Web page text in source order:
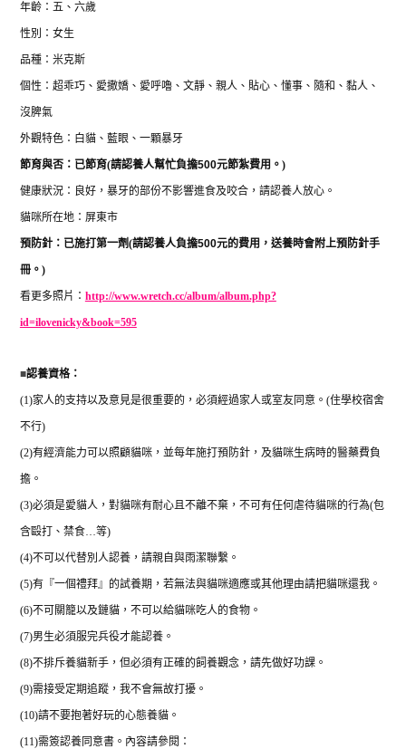
年齡：五、六歲
性別：女生
品種：米克斯
個性：超乖巧、愛撒嬌、愛呼嚕、文靜、親人、貼心、懂事、隨和、黏人、
沒脾氣
外觀特色：白貓、藍眼、一顆暴牙
節育與否：已節育(請認養人幫忙負擔500元節紮費用。 )
健康狀況：良好，暴牙的部份不影響進食及咬合，請認養人放心。
貓咪所在地：屏東市
預防針：已施打第一劑(請認養人負擔500元的費用，送養時會附上預防針手
冊。 )
看更多照片： http://www.wretch.cc/album/album.php?
id=ilovenicky&book=595
■認養資格：
(1)家人的支持以及意見是很重要的，必須經過家人或室友同意。 (住學校宿舍
不行)
(2)有經濟能力可以照顧貓咪，並每年施打預防針，及貓咪生病時的醫藥費負
擔。
(3)必須是愛貓人，對貓咪有耐心且不離不棄，不可有任何虐待貓咪的行為(包
含毆打、禁食… 等)
(4)不可以代替別人認養，請親自與雨潔聯繫。
(5)有『一個禮拜』的試養期，若無法與貓咪適應或其他理由請把貓咪還我。
(6)不可關籠以及鏈貓，不可以給貓咪吃人的食物。
(7)男生必須服完兵役才能認養。
(8)不排斥養貓新手，但必須有正確的飼養觀念，請先做好功課。
(9)需接受定期追蹤，我不會無故打擾。
(10)請不要抱著好玩的心態養貓。
(11)需簽認養同意書。內容請參閱：